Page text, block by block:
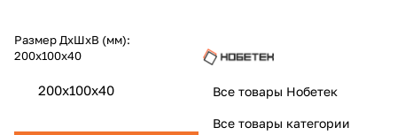
Размер ДхШхВ (мм):
200х100х40
200х100х40 Все товары Нобетек
Все товары категории